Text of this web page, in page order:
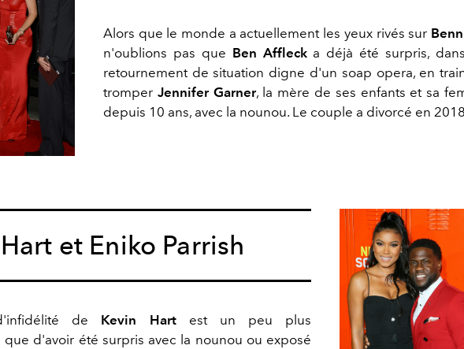
Alors que le monde a actuellement les yeux rivés sur
n'oublions pas que Ben Affleck a déjà été surpris,
retournement de situation digne d'un soap opera, en
tromper Jennifer Garner, la mère de ses enfants et sa
depuis 10 ans, avec la nounou. Le couple a divorcé en
et Eniko Parrish
de Kevin Hartest un peu plus
d'avoir été surpris avec la nounou ou exposé